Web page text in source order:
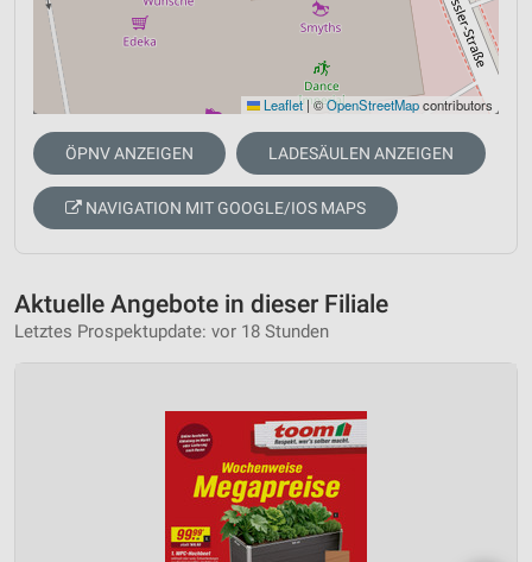
Leaflet |©OpenStreetMapcontributors
ÖPNV ANZEIGEN LADESÄULEN ANZEIGEN
NAVIGATION MIT GOOGLE/IOS MAPS
Aktuelle Angebote in dieser Filiale
Letztes Prospektupdate: vor 18 Stunden